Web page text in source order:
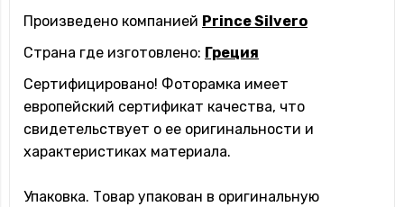
Произведено компанией Prince Silvero
Страна где изготовлено: Греция
Сертифицировано! Фоторамка имеет
европейский сертификат качества, что
свидетельствует о ее оригинальности и
характеристиках материала.
Упаковка. Товар упакован в оригинальную